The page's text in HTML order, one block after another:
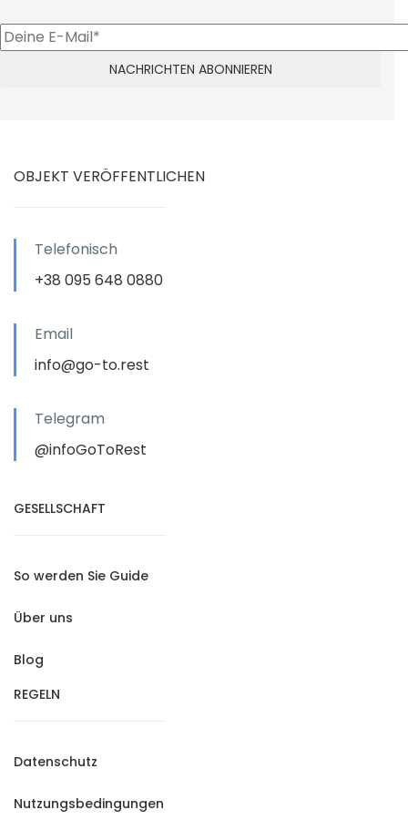
OBJEKT VERÖFFENTLICHEN
Telefonisch
+38 095 648 0880
Email
info@go-to.rest
Telegram
@infoGoToRest
GESELLSCHAFT
So werden Sie Guide
Über uns
Blog
REGELN
Datenschutz
Nutzungsbedingungen